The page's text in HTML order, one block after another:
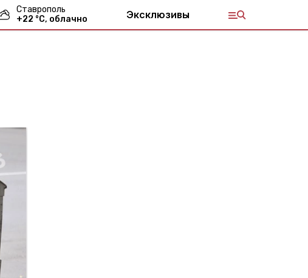
Ставрополь
+22 °С, облачно Эксклюзивы